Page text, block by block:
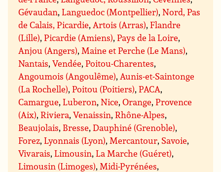
Gévaudan,Languedoc (Montpellier),Nord, Pas
de Calais, Picardie, Artois (Arras),Flandre
(Lille),Picardie (Amiens),Pays de la Loire,
Anjou (Angers), Maine et Perche (Le Mans),
Nantais,Vendée,Poitou-Charentes,
Angoumois (Angoulême), Aunis-et-Saintonge
(La Rochelle),Poitou (Poitiers),PACA,
Camargue,Luberon,Nice,Orange,Provence
(Aix),Riviera,Venaissin,Rhône-Alpes,
Beaujolais, Bresse,Dauphiné (Grenoble),
Forez,Lyonnais (Lyon), Mercantour, Savoie,
Vivarais,Limousin,La Marche (Guéret),
Limousin (Limoges), Midi-Pyrénées,